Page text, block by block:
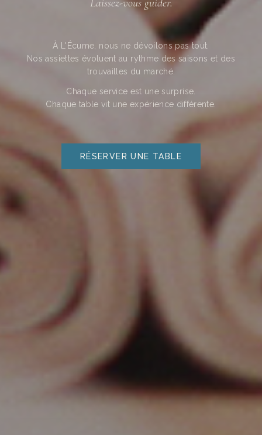
Laissez-vous guider.
À L'Écume, nous ne dévoilons pas tout.
Nos assiettes évoluent au rythme des saisons et des
trouvailles du marché.
Chaque service est une surprise.
Chaque table vit une expérience différente.
RÉSERVER UNE TABLE